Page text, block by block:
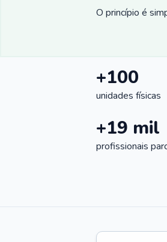
O princípio é
+100
unidades físicas
+19 mil
profissionais